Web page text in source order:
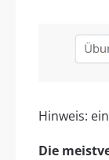
Hinweis:
Die